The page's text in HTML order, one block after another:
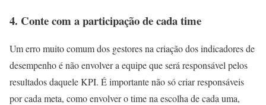
4. Conte com a participação de cada time
Um erro muito comum dos gestores na criação dos indicadores de
desempenho é não envolver a equipe que será responsável pelos
resultados daquele KPI. É importante não só criar responsáveis
por cada meta, como envolver o time na escolha de cada uma,